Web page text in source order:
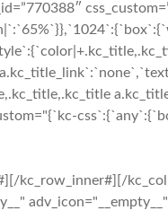
kc_row_inner#][/